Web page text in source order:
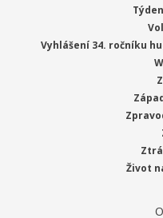
Vyhlášení 34. ročníku
Život